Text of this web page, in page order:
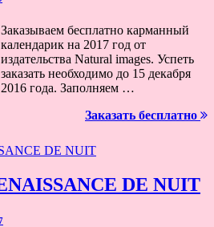
Заказываем бесплатно карманный
календарик на 2017 год от
издательства Natural images. Успеть
заказать необходимо до 15 декабря
2016 года. Заполняем …
Заказать бесплатно
DE NUIT